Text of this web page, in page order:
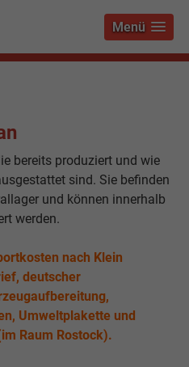
Menü
bereits produziert und wie
sind. Sie befinden
und können innerhalb
werden.
nach Klein
deutscher
Umweltplakette und
Raum Rostock).